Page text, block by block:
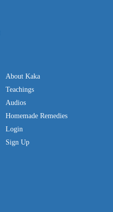
About Kaka
Teachings
Audios
Homemade Remedies
Login
Sign Up